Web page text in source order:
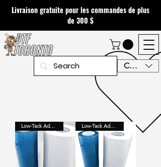
CAD (C$)
Livraison gratuite pour les commandes de plus
de 300 $
Low-Tack Adhesive Low-Tack Adhesive